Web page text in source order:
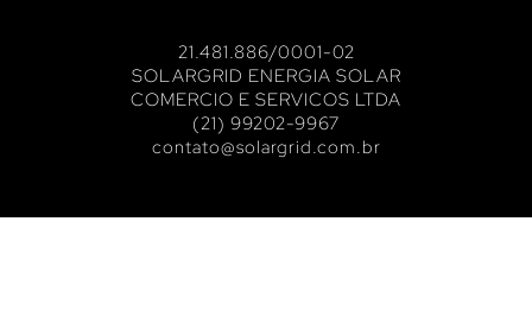
21.481.886/0001-02
SOLARGRID ENERGIA SOLAR
COMERCIO E SERVICOS LTDA
(21) 99202-9967
contato@solargrid.com.br